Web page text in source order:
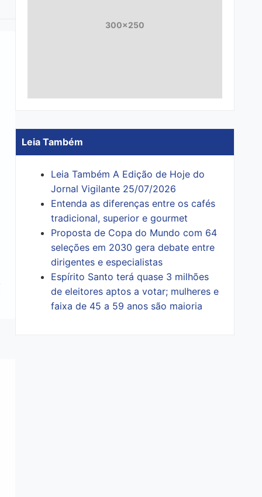
300x250
Leia Também
Leia Também A Edição de Hoje do
Jornal Vigilante 25/07/2026
Entenda as diferenças entre os cafés
tradicional, superior e gourmet
Proposta de Copa do Mundo com 64
seleções em 2030 gera debate entre
dirigentes e especialistas
Espírito Santo terá quase 3 milhões
de eleitores aptos a votar; mulheres e
faixa de 45 a 59 anos são maioria